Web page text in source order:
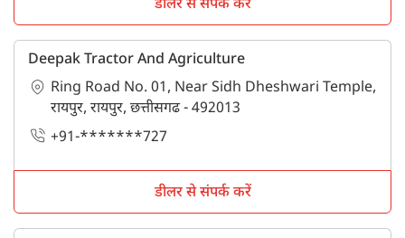
डीलर से संपर्क करें
Deepak Tractor And Agriculture
Ring Road No. 01, Near Sidh Dheshwari Temple,
रायपुर, रायपुर, छत्तीसगढ - 492013
+91-*******727
डीलर से संपर्क करें